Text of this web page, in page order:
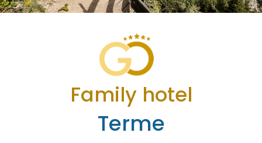
Family hotel
Terme